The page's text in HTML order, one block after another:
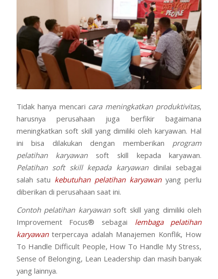
Tidak hanya mencari cara meningkatkan produktivitas,
harusnya perusahaan juga berfikir bagaimana
meningkatkan soft skill yang dimiliki oleh karyawan. Hal
ini bisa dilakukan dengan memberikan program
pelatihan karyawansoft skill kepada karyawan.
Pelatihan soft skill kepada karyawandinilai sebagai
salah satu kebutuhan pelatihan karyawanyang perlu
diberikan di perusahaan saat ini.
Contoh pelatihan karyawansoft skill yang dimiliki oleh
Improvement Focus® sebagai lembaga pelatihan
karyawanterpercaya adalah Manajemen Konflik, How
To Handle Difficult People, How To Handle My Stress,
Sense of Belonging, Lean Leadership dan masih banyak
yang lainnya.